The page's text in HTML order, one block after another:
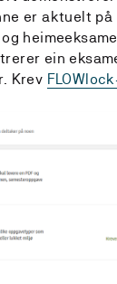
er aktuelt på
ein
Krev